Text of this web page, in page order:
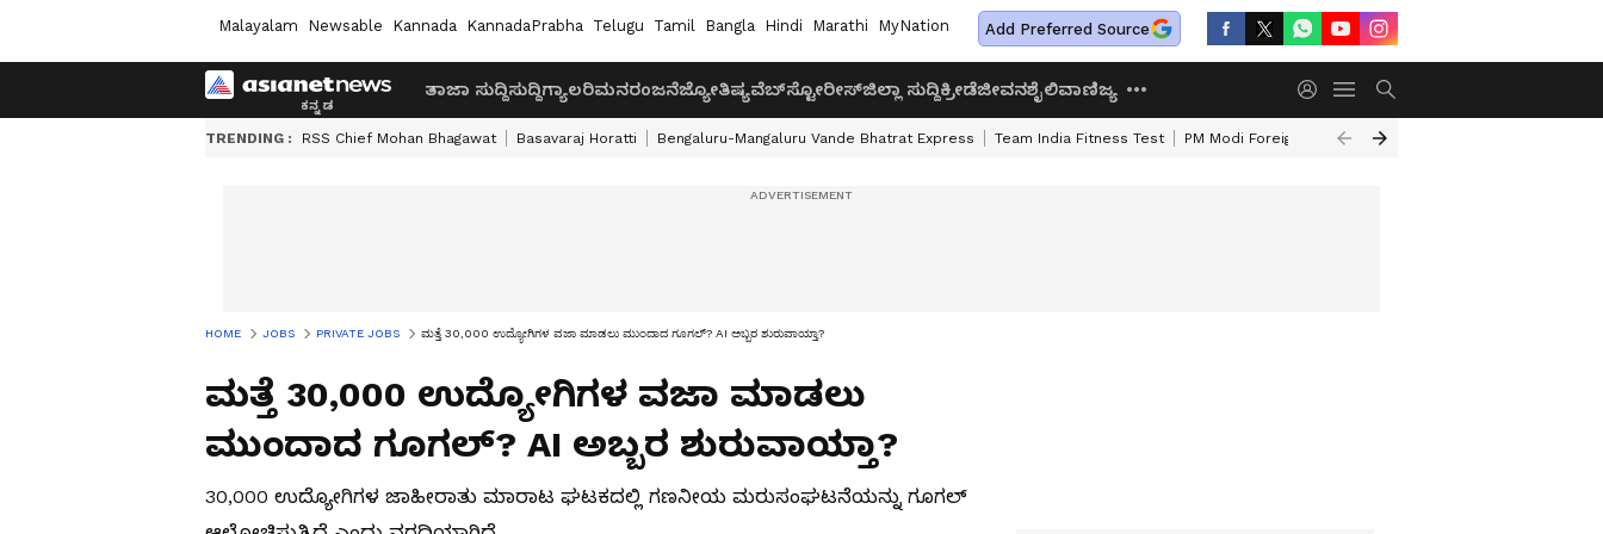
Malayalam Newsable Kannada KannadaPrabha Telugu Tamil Bangla Hindi Marathi MyNation Add Preferred Source
ತಾಜಾ ಸುದ್ದಿಸುದ್ದಿಗ್ಯಾಲರಿಮನರಂಜನೆಜ್ಯೋತಿಷ್ಯವೆಬ್‌ಸ್ಟೋರೀಸ್ಜಿಲ್ಲಾ ಸುದ್ದಿಕ್ರೀಡೆಜೀವನಶೈಲಿವಾಣಿಜ್ಯ
TRENDING : RSS Chief Mohan Bhagawat Basavaraj Horatti Bengaluru-Mangaluru Vande Bhatrat Express Team India Fitness Test PM Modi Foreign Travel Expenditure
HOME JOBS PRIVATE JOBS ಮತ್ತೆ 30,000 ಉದ್ಯೋಗಿಗಳ ವಜಾ ಮಾಡಲು ಮುಂದಾದ ಗೂಗಲ್? AI ಅಬ್ಬರ ಶುರುವಾಯ್ತಾ?
ಮತ್ತೆ 30,000 ಉದ್ಯೋಗಿಗಳ ವಜಾ ಮಾಡಲು
ಮುಂದಾದ ಗೂಗಲ್? AI ಅಬ್ಬರ ಶುರುವಾಯ್ತಾ?
30,000 ಉದ್ಯೋಗಿಗಳ ಜಾಹೀರಾತು ಮಾರಾಟ ಘಟಕದಲ್ಲಿ ಗಣನೀಯ ಮರುಸಂಘಟನೆಯನ್ನು ಗೂಗಲ್